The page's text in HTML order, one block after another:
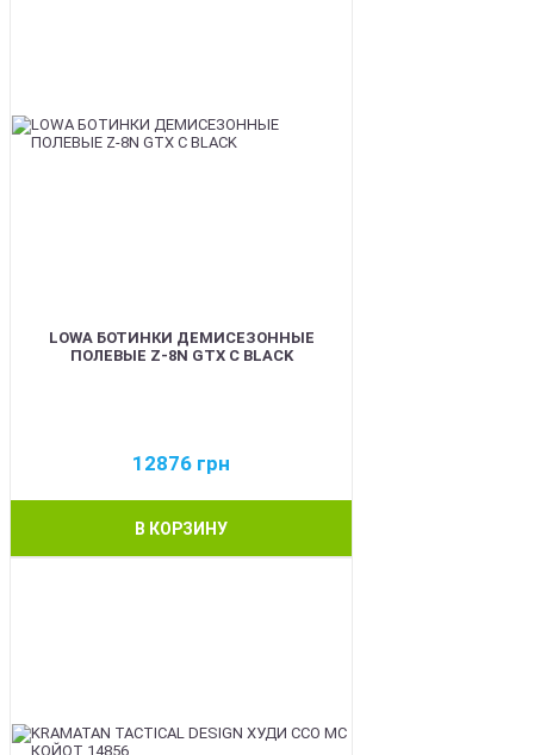
LOWA БОТИНКИ ДЕМИСЕЗОННЫЕ
ПОЛЕВЫЕ Z-8N GTX C BLACK
12876 грн
В КОРЗИНУ